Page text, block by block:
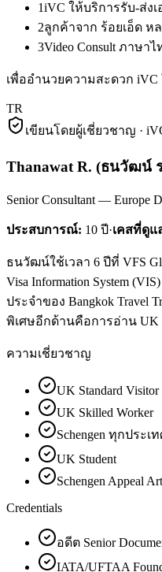
1iVC ให้บริการรับ-ส่ง
2ลูกค้าจาก ร้อยเอ็ด ห
3Video Consult ภาษา
เพื่ออำนวยความสะดวก
TR
เขียนโดยผู้เชี่ยวชาญ ·
Thanawat R. (ธนวัฒน์
Senior Consultant — Europe
ประสบการณ์: 10 ปี·เคสที่ดูแ
ธนวัฒน์ใช้เวลา 6 ปีที่ VFS
Visa Information System
ประจำของ Bangkok Travel
พิเศษอีกด้านคือการอ่าน UK
ความเชี่ยวชาญ
UK Standard Visitor
UK Skilled Worker
Schengen ทุกประเ
UK Student
Schengen Appeal
Credentials
อดีต Senior
IATA/UFTAA